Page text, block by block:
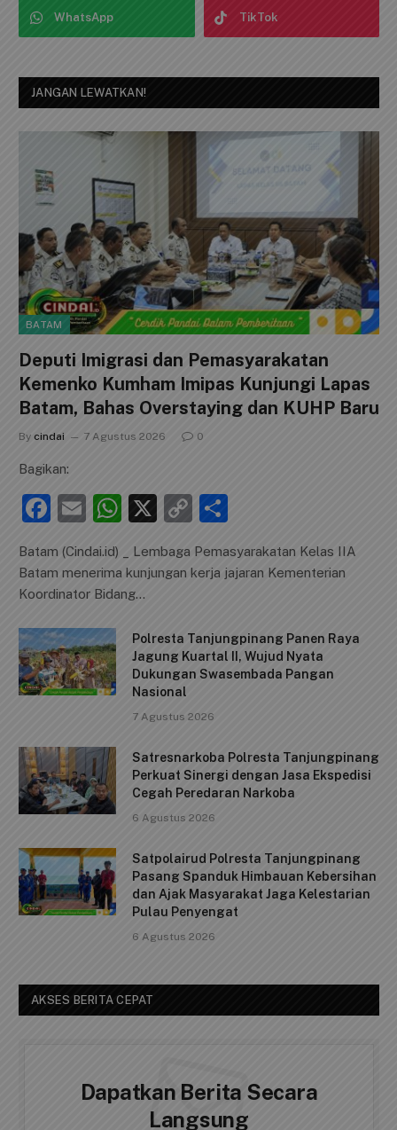
WhatsApp TikTok
JANGAN LEWATKAN!
BATAM
Deputi Imigrasi dan Pemasyarakatan
Kemenko Kumham Imipas Kunjungi Lapas
Batam, Bahas Overstaying dan KUHP Baru
By cindai 7 Agustus 2026 0
Bagikan:
F
c
e
b
o
o
k
E
ai
l
W
at
s
p
p
X
C
p
n
k
ar
Batam (Cindai.id) _ Lembaga Pemasyarakatan Kelas IIA
Batam menerima kunjungan kerja jajaran Kementerian
Koordinator Bidang…
Polresta Tanjungpinang Panen Raya
Jagung Kuartal II, Wujud Nyata
Dukungan Swasembada Pangan
Nasional
7 Agustus 2026
Satresnarkoba Polresta Tanjungpinang
Perkuat Sinergi dengan Jasa Ekspedisi
Cegah Peredaran Narkoba
6 Agustus 2026
Satpolairud Polresta Tanjungpinang
Pasang Spanduk Himbauan Kebersihan
dan Ajak Masyarakat Jaga Kelestarian
Pulau Penyengat
6 Agustus 2026
AKSES BERITA CEPAT
Dapatkan Berita Secara
Langsung